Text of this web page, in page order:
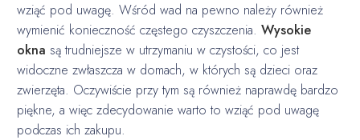
wziąć pod uwagę. Wśród wad na pewno należy również
wymienić konieczność częstego czyszczenia. Wysokie
okna są trudniejsze w utrzymaniu w czystości, co jest
widoczne zwłaszcza w domach, w których są dzieci oraz
zwierzęta. Oczywiście przy tym są również naprawdę bardzo
piękne, a więc zdecydowanie warto to wziąć pod uwagę
podczas ich zakupu.